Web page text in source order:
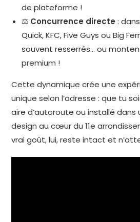
de plateforme !
⚖️ Concurrence directe :
Quick, KFC, Five Guys ou Big
souvent resserrés… ou
premium !
Cette dynamique crée une
unique selon l’adresse : que tu
aire d’autoroute ou installé
design au cœur du 11e
vrai goût, lui, reste intact et